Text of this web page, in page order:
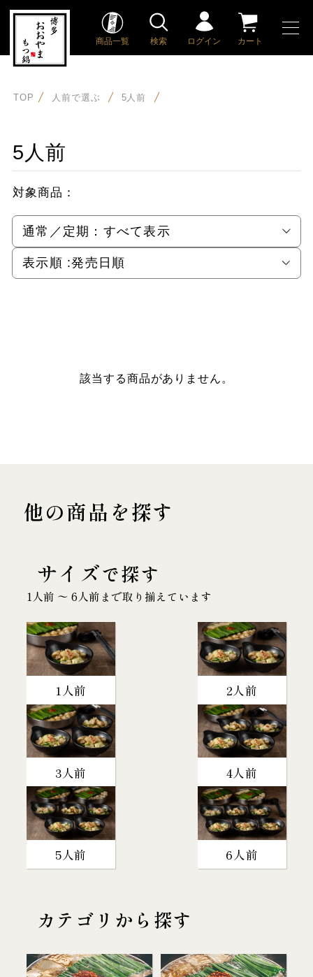
商品一覧 検索 ログイン カート
TOP 人前で選ぶ 5人前
5人前
対象商品：
通常／定期： すべて表示
表示順 :発売日順
該当する商品がありません。
他の商品を探す
サイズで探す
1人前 〜 6人前まで取り揃えています
1人前 2人前
3人前 4人前
5人前 6人前
カテゴリから探す